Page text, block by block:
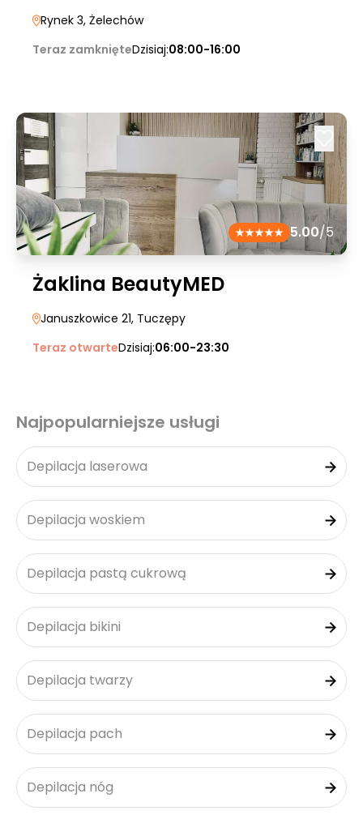
Rynek 3, Żelechów
Teraz zamknięteDzisiaj:08:00-16:00
5.00/5
Żaklina BeautyMED
Januszkowice 21, Tuczępy
Teraz otwarteDzisiaj:06:00-23:30
Najpopularniejsze usługi
Depilacja laserowa
Depilacja woskiem
Depilacja pastą cukrową
Depilacja bikini
Depilacja twarzy
Depilacja pach
Depilacja nóg